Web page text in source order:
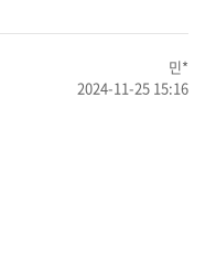
민*
2024-11-25 15:16